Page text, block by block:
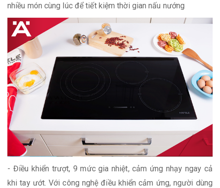
nhiều món cùng lúc để tiết kiệm thời gian nấu nướng
- Điều khiển trượt, 9 mức gia nhiệt, cảm ứng nhạy ngay cả
khi tay ướt. Với công nghệ điều khiển cảm ứng, người dùng